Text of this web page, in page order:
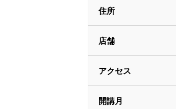
住所
店舗
アクセス
開講月